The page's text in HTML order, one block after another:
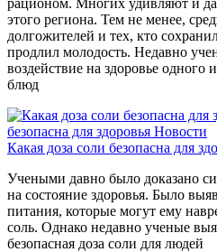
этого региона. Тем не менее,
долгожителей и тех, кто
продлил молодость. Недавно
воздействие на здоровье одного
блюд
безопасна для здоровья Новости
Какая доза соли безопасна для
Учеными давно было доказано
на состояние здоровья. Было
питания, которые могут ему
соль. Однако недавно ученые
безопасная доза соли для людей